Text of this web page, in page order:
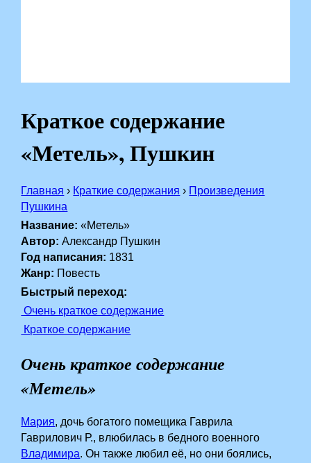
Краткое содержание
«Метель», Пушкин
Главная › Краткие содержания › Произведения
Пушкина
Название: «Метель»
Автор: Александр Пушкин
Год написания: 1831
Жанр: Повесть
Быстрый переход:
Очень краткое содержание
Краткое содержание
Очень краткое содержание
«Метель»
Мария, дочь богатого помещика Гаврила
Гаврилович Р., влюбилась в бедного военного
Владимира. Он также любил её, но они боялись,